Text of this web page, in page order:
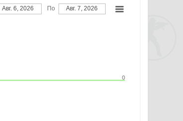
Авг. 6, 2026 По Авг. 7, 2026
0